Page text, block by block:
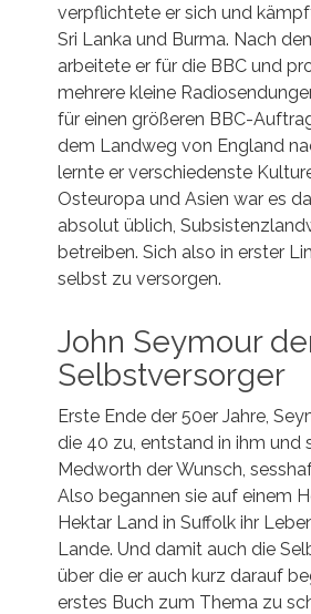
verpflichtete er sich und
Sri Lanka und Burma. Nach
arbeitete er für die BBC und
mehrere kleine
für einen größeren BBC-
dem Landweg von England
lernte er verschiedenste
Osteuropa und Asien war es
absolut üblich,
betreiben. Sich also in erster
selbst zu versorgen.
John Seymour
Selbstversorger
Erste Ende der 50er Jahre,
die 40 zu, entstand in ihm und
Medworth der Wunsch,
Also begannen sie auf einem
Hektar Land in Suffolk ihr
Lande. Und damit auch die
über die er auch kurz darauf
erstes Buch zum Thema zu